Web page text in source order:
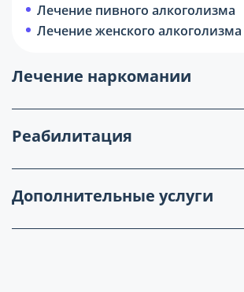
Лечение пивного алкоголизма
Лечение женского алкоголизма
Лечение наркомании
Реабилитация
Дополнительные услуги